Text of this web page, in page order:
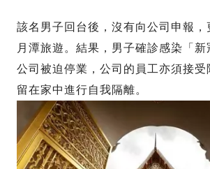
該名男子回台後，沒有向公司申報，
月潭旅遊。結果，男子確診感染「
公司被迫停業，公司的員工亦須接受
留在家中進行自我隔離。